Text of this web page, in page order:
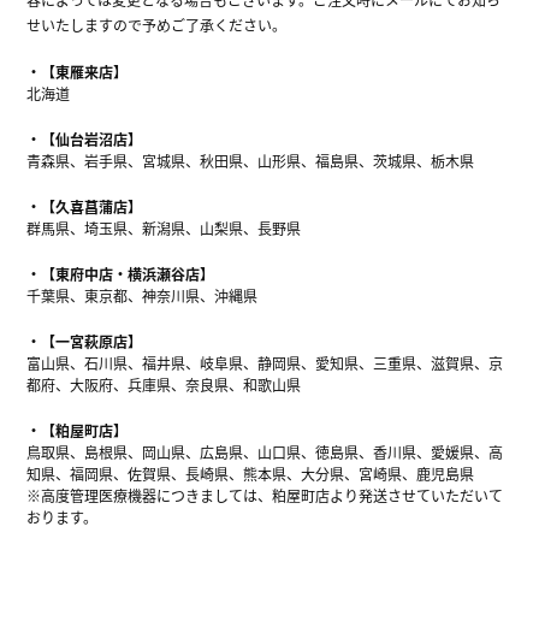
せいたしますので予めご了承ください。
【東雁来店】
北海道
【仙台岩沼店】
青森県、岩手県、宮城県、秋田県、山形県、福島県、茨城県、栃木県
【久喜菖蒲店】
群馬県、埼玉県、新潟県、山梨県、長野県
【東府中店・横浜瀬谷店】
千葉県、東京都、神奈川県、沖縄県
【一宮萩原店】
富山県、石川県、福井県、岐阜県、静岡県、愛知県、三重県、滋賀県、京
都府、大阪府、兵庫県、奈良県、和歌山県
【粕屋町店】
鳥取県、島根県、岡山県、広島県、山口県、徳島県、香川県、愛媛県、高
知県、福岡県、佐賀県、長崎県、熊本県、大分県、宮崎県、鹿児島県
※高度管理医療機器につきましては、粕屋町店より発送させていただいて
おります。